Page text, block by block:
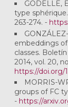
GODELLE,
type
263-274. -
embeddings
classes.
2014, vol. 20,
https://doi.org/
MORRIS-
groups of FC
- https://